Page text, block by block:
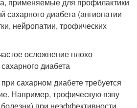
сахарного диабета (ангиопатии
нейропатии, трофических
осложнение плохо
диабета
сахарном диабете требуется
Например, трофическую язву
при неэффективности